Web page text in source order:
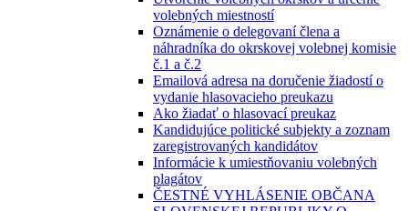
volebných miestností
Oznámenie o delegovaní člena a
náhradníka do okrskovej volebnej komisie
č.1 a č.2
Emailová adresa na doručenie žiadostí o
vydanie hlasovacieho preukazu
Ako žiadať o hlasovací preukaz
Kandidujúce politické subjekty a zoznam
zaregistrovaných kandidátov
Informácie k umiestňovaniu volebných
plagátov
ČESTNÉ VYHLÁSENIE OBČANA